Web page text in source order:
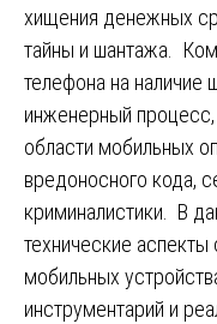
хищения денежных
тайны и шантажа.
телефона на
инженерный
области мобильных
вредоносного кода,
криминалистики. В
технические
мобильных
инструментарий и